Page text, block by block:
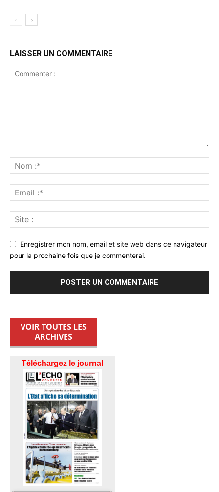
LAISSER UN COMMENTAIRE
Enregistrer mon nom, email et site web dans ce navigateur
pour la prochaine fois que je commenterai.
VOIR TOUTES LES
ARCHIVES